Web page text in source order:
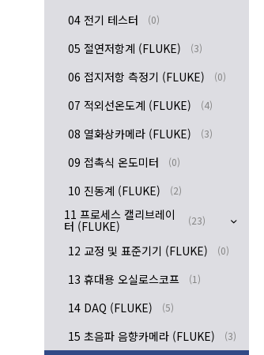
04 전기 테스터 (0)
05 절연저항계 (FLUKE) (3)
06 접지저항 측정기 (FLUKE) (0)
07 적외선온도계 (FLUKE) (4)
08 열화상카메라 (FLUKE) (3)
09 접촉식 온도미터 (0)
10 진동계 (FLUKE) (2)
11 프로세스 캘리브레이
터 (FLUKE) (23)
12 교정 및 표준기기 (FLUKE) (0)
13 휴대용 오실로스코프 (1)
14 DAQ (FLUKE) (5)
15 초음파 음향카메라 (FLUKE) (3)